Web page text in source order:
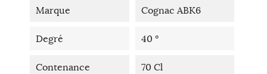
Marque Cognac ABK6
Degré 40 °
Contenance 70 Cl